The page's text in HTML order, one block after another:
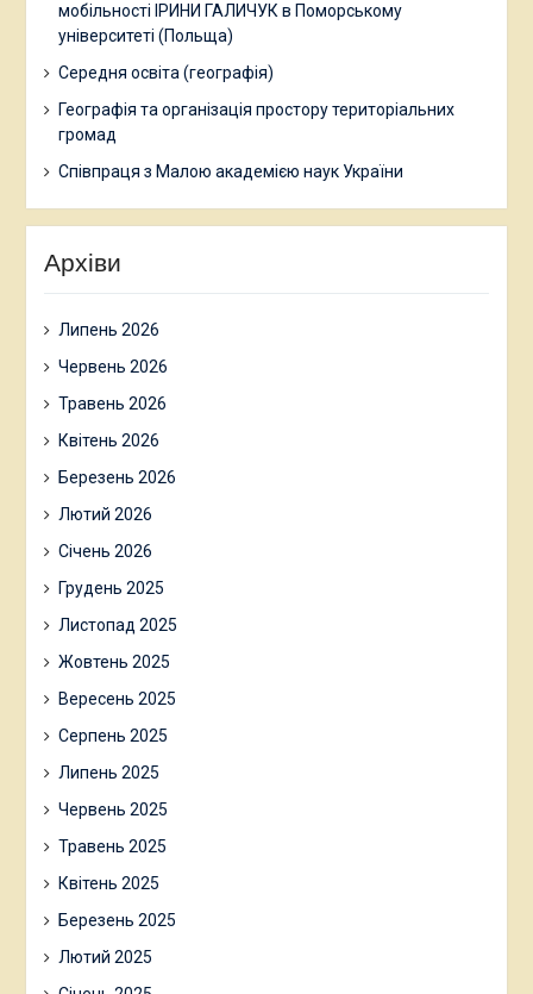
мобільності ІРИНИ ГАЛИЧУК в Поморському
університеті (Польща)
Середня освіта (географія)
Географія та організація простору територіальних
громад
Співпраця з Малою академією наук України
Архіви
Липень 2026
Червень 2026
Травень 2026
Квітень 2026
Березень 2026
Лютий 2026
Січень 2026
Грудень 2025
Листопад 2025
Жовтень 2025
Вересень 2025
Серпень 2025
Липень 2025
Червень 2025
Травень 2025
Квітень 2025
Березень 2025
Лютий 2025